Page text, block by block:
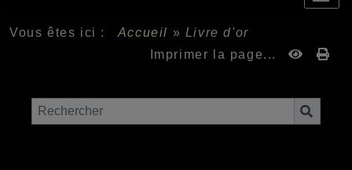
Vous êtes ici : Accueil » Livre d'or
Imprimer la page...